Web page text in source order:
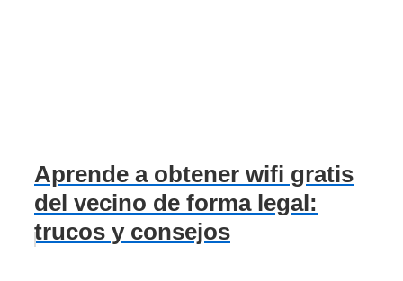
Aprende a obtener wifi gratis
del vecino de forma legal:
trucos y consejos